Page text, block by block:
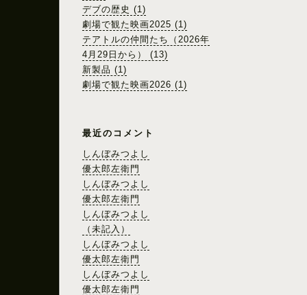
デブの歴史 (1)
劇場で観た映画2025 (1)
テアトルの仲間たち（2026年
4月29日から） (13)
新製品 (1)
劇場で観た映画2026 (1)
最近のコメント
しんぼみつよし
優太郎左衛門
しんぼみつよし
優太郎左衛門
しんぼみつよし
（未記入）
しんぼみつよし
優太郎左衛門
しんぼみつよし
優太郎左衛門